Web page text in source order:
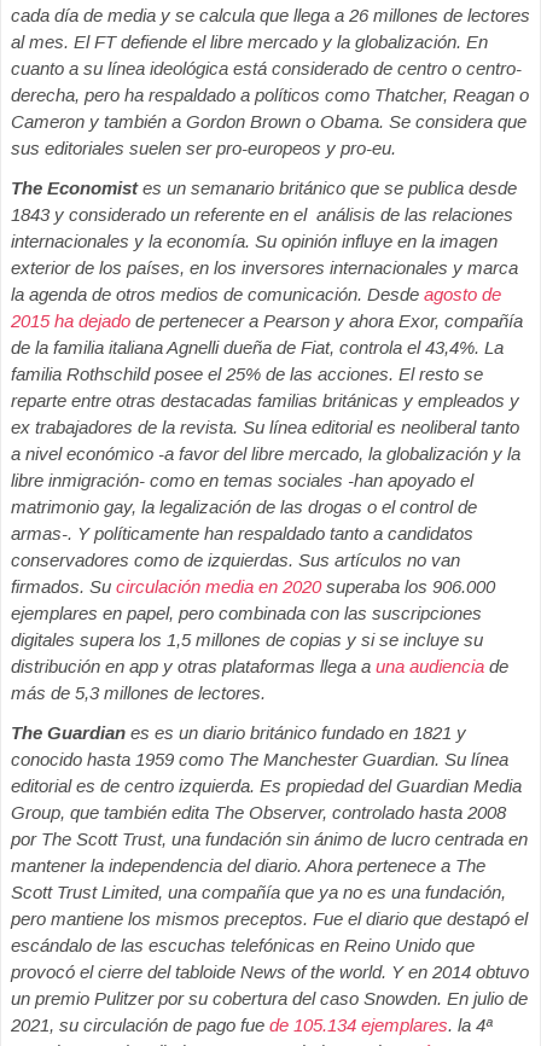
cada día de media y se calcula que llega a 26 millones de lectores
al mes. El FT defiende el libre mercado y la globalización. En
cuanto a su línea ideológica está considerado de centro o centro-
derecha, pero ha respaldado a políticos como Thatcher, Reagan o
Cameron y también a Gordon Brown o Obama. Se considera que
sus editoriales suelen ser pro-europeos y pro-eu.
The Economist es un semanario británico que se publica desde
1843 y considerado un referente en el análisis de las relaciones
internacionales y la economía. Su opinión influye en la imagen
exterior de los países, en los inversores internacionales y marca
la agenda de otros medios de comunicación. Desde agosto de
2015 ha dejado de pertenecer a Pearson y ahora Exor, compañía
de la familia italiana Agnelli dueña de Fiat, controla el 43,4%. La
familia Rothschild posee el 25% de las acciones. El resto se
reparte entre otras destacadas familias británicas y empleados y
ex trabajadores de la revista. Su línea editorial es neoliberal tanto
a nivel económico -a favor del libre mercado, la globalización y la
libre inmigración- como en temas sociales -han apoyado el
matrimonio gay, la legalización de las drogas o el control de
armas-. Y políticamente han respaldado tanto a candidatos
conservadores como de izquierdas. Sus artículos no van
firmados. Su circulación media en 2020superaba los 906.000
ejemplares en papel, pero combinada con las suscripciones
digitales supera los 1,5 millones de copias y si se incluye su
distribución en app y otras plataformas llega a una audiencia de
más de 5,3 millones de lectores.
The Guardian es es un diario británico fundado en 1821 y
conocido hasta 1959 como The Manchester Guardian. Su línea
editorial es de centro izquierda. Es propiedad del Guardian Media
Group, que también edita The Observer, controlado hasta 2008
por The Scott Trust, una fundación sin ánimo de lucro centrada en
mantener la independencia del diario. Ahora pertenece a The
Scott Trust Limited, una compañía que ya no es una fundación,
pero mantiene los mismos preceptos. Fue el diario que destapó el
escándalo de las escuchas telefónicas en Reino Unido que
provocó el cierre del tabloide News of the world. Y en 2014 obtuvo
un premio Pulitzer por su cobertura del caso Snowden. En julio de
2021, su circulación de pago fue de 105.134 ejemplares. la 4ª